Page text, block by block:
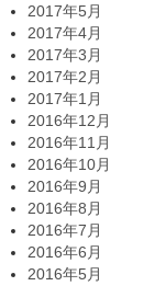
2017年5月
2017年4月
2017年3月
2017年2月
2017年1月
2016年12月
2016年11月
2016年10月
2016年9月
2016年8月
2016年7月
2016年6月
2016年5月